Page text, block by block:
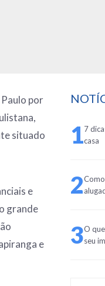
por
situado
e
grande
e
17
casa
2
3O
seu